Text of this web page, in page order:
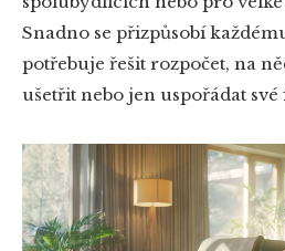
Snadno se přizpůsobí
potřebuje řešit rozpočet, na
ušetřit nebo jen uspořádat